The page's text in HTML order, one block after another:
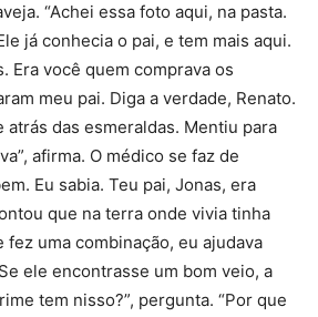
“Achei essa foto aqui, na pasta.
já conhecia o pai, e tem mais aqui.
Era você quem comprava os
meu pai. Diga a verdade, Renato.
atrás das esmeraldas. Mentiu para
afirma. O médico se faz de
Eu sabia. Teu pai, Jonas, era
que na terra onde vivia tinha
fez uma combinação, eu ajudava
ele encontrasse um bom veio, a
tem nisso?”, pergunta. “Por que